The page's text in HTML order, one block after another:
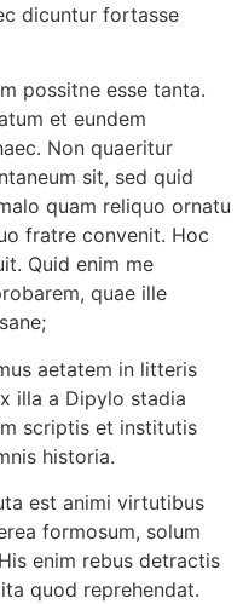
dicuntur fortasse
possitne esse tanta.
et eundem
Non quaeritur
sit, sed quid
quam reliquo ornatu
fratre convenit. Hoc
Quid enim me
quae ille
aetatem in litteris
illa a Dipylo stadia
scriptis et institutis
historia.
est animi virtutibus
formosum, solum
enim rebus detractis
quod reprehendat.